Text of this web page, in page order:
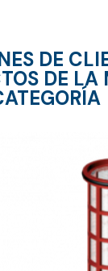
DE
DE